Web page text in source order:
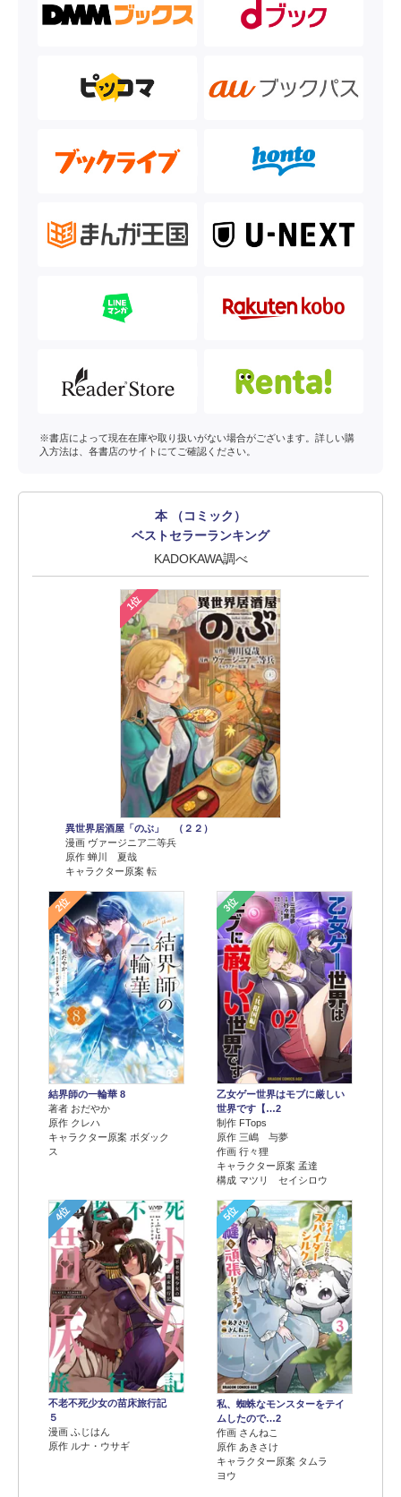
※書店によって現在在庫や取り扱いがない場合がございます。詳しい購
入方法は、各書店のサイトにてご確認ください。
本 （コミック）
ベストセラーランキング
KADOKAWA調べ
1位
異世界居酒屋「のぶ」 （２２）
漫画 ヴァージニア二等兵
原作 蝉川 夏哉
キャラクター原案 転
2位
結界師の一輪華 8
著者 おだやか
原作 クレハ
キャラクター原案 ボダック
ス
3位
乙女ゲー世界はモブに厳しい
世界です【…2
制作 FTops
原作 三嶋 与夢
作画 行々狸
キャラクター原案 孟達
構成 マツリ セイシロウ
4位
不老不死少女の苗床旅行記
５
漫画 ふじはん
原作 ルナ・ウサギ
5位
私、蜘蛛なモンスターをテイ
ムしたので…2
作画 さんねこ
原作 あきさけ
キャラクター原案 タムラ
ヨウ